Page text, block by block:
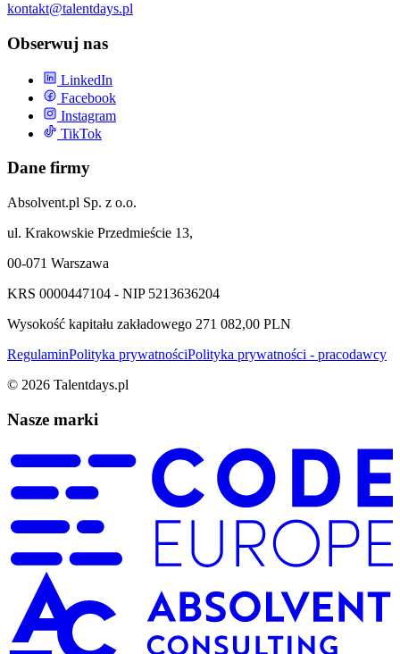
kontakt@talentdays.pl
Obserwuj nas
LinkedIn
Facebook
Instagram
TikTok
Dane firmy
Absolvent.pl Sp. z o.o.
ul. Krakowskie Przedmieście 13,
00-071 Warszawa
KRS 0000447104 - NIP 5213636204
Wysokość kapitału zakładowego 271 082,00 PLN
RegulaminPolityka prywatnościPolityka prywatności - pracodawcy
© 2026 Talentdays.pl
Nasze marki